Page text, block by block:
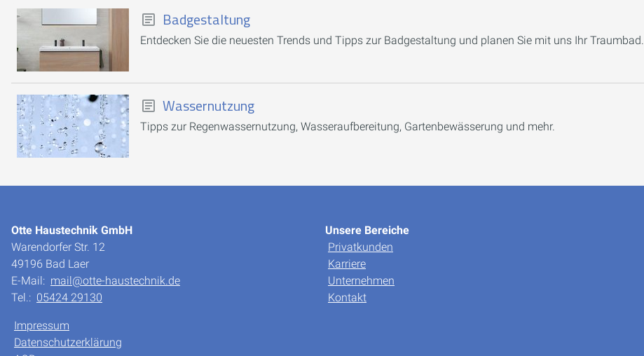
Badgestaltung
Entdecken Sie die neuesten Trends und Tipps zur Badgestaltung und planen Sie mit uns Ihr Traumbad.
Wassernutzung
Tipps zur Regenwassernutzung, Wasseraufbereitung, Gartenbewässerung und mehr.
Otte Haustechnik GmbH
Warendorfer Str. 12
49196 Bad Laer
E-Mail: mail@otte-haustechnik.de
Tel.: 05424 29130
Impressum
Datenschutzerklärung
Unsere Bereiche
Privatkunden
Karriere
Unternehmen
Kontakt